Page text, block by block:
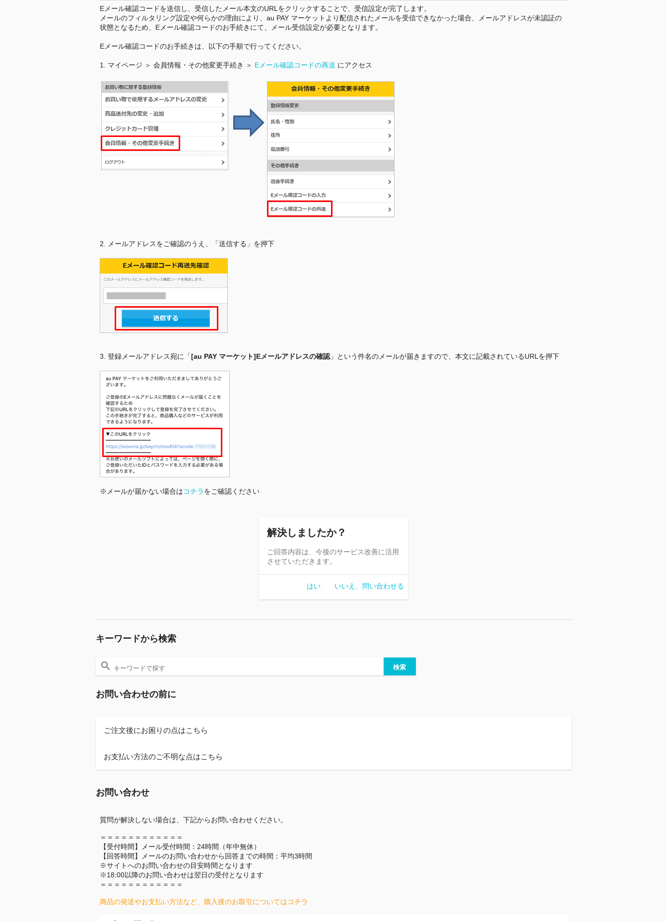
Eメール確認コードを送信し、受信したメール本文のURLをクリックすることで、受信設定が完了します。
メールのフィルタリング設定や何らかの理由により、au PAY マーケットより配信されたメールを受信できなかった場合、メールアドレスが未認証の
状態となるため、Eメール確認コードのお手続きにて、メール受信設定が必要となります。
Eメール確認コードのお手続きは、以下の手順で行ってください。
1. マイページ ＞ 会員情報・その他変更手続き ＞ Eメール確認コードの再送 にアクセス
2. メールアドレスをご確認のうえ、「送信する」を押下
3. 登録メールアドレス宛に「[au PAY マーケット]Eメールアドレスの確認」という件名のメールが届きますので、本文に記載されているURLを押下
※メールが届かない場合はコチラをご確認ください
解決しましたか？
ご回答内容は、今後のサービス改善に活用
させていただきます。
はい いいえ、問い合わせる
キーワードから検索
お問い合わせの前に
ご注文後にお困りの点はこちら
お支払い方法のご不明な点はこちら
お問い合わせ
質問が解決しない場合は、下記からお問い合わせください。
＝＝＝＝＝＝＝＝＝＝＝＝
【受付時間】メール受付時間：24時間（年中無休）
【回答時間】メールのお問い合わせから回答までの時間：平均3時間
※サイトへのお問い合わせの目安時間となります
※18:00以降のお問い合わせは翌日の受付となります
＝＝＝＝＝＝＝＝＝＝＝＝
商品の発送やお支払い方法など、購入後のお取引についてはコチラ